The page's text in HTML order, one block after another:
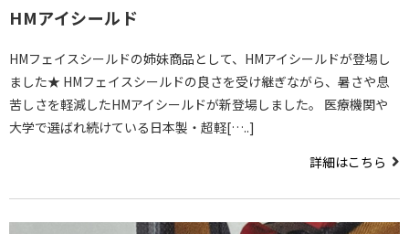
HMアイシールド
HMフェイスシールドの姉妹商品として、HMアイシールドが登場し
ました★ HMフェイスシールドの良さを受け継ぎながら、暑さや息
苦しさを軽減したHMアイシールドが新登場しました。 医療機関や
大学で選ばれ続けている日本製・超軽[…..]
詳細はこちら